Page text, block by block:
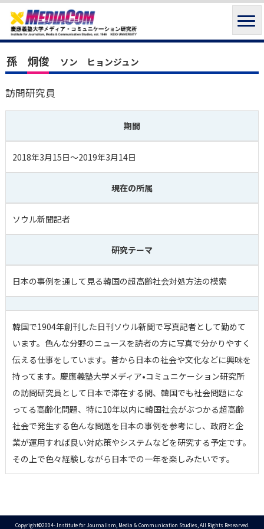
孫 炯俊 ソン ヒョンジュン
訪問研究員
期間
2018年3月15日～2019年3月14日
現在の所属
ソウル新聞記者
研究テーマ
日本の事例を通して見る韓国の超高齢社会対処方法の模索
韓国で1904年創刊した日刊ソウル新聞で写真記者として勤めて
います。色んな分野のニュースを読者の方に写真で分かりやすく
伝える仕事をしています。昔から日本の社会や文化などに興味を
持ってます。慶應義塾大学メディア•コミュニケーション研究所
の訪問研究員として日本で滞在する間、韓国でも社会問題にな
ってる高齢化問題、特に10年以内に韓国社会がぶつかる超高齢
社会で発生する色んな問題を日本の事例を参考にし、政府と企
業が運用すれば良い対応策やシステムなどを研究する予定です。
その上で色々経験しながら日本での一年を楽しみたいです。
Copyright©2004-.Institute for Journalism, Media & Communication Studies, All Rights Researved.